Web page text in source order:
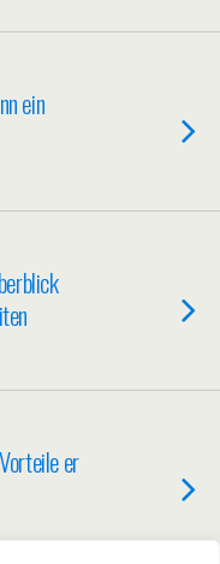
ein
er